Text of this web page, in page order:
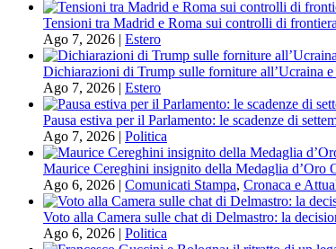
Tensioni tra Madrid e Roma sui controlli di
Ago 7, 2026
Estero
Dichiarazioni di Trump sulle forniture all’Ucraina
Ago 7, 2026
Estero
Pausa estiva per il Parlamento: le scadenze di
Ago 7, 2026
Politica
Maurice Cereghini insignito della Medaglia d’Oro
Ago 6, 2026
Comunicati Stampa, Cronaca e
Voto alla Camera sulle chat di Delmastro: la
Ago 6, 2026
Politica